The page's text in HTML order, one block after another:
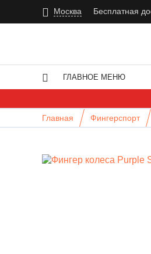
Москва Бесплатная
ГЛАВНОЕ МЕНЮ
Главная Фингерспорт